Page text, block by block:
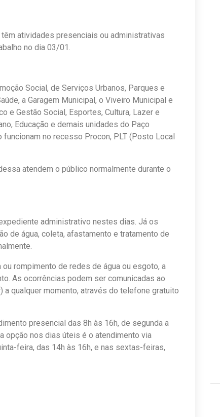
atividades presenciais ou administrativas
no dia 03/01.
Social, de Serviços Urbanos, Parques e
a Garagem Municipal, o Viveiro Municipal e
e Gestão Social, Esportes, Cultura, Lazer e
Educação e demais unidades do Paço
no recesso Procon, PLT (Posto Local
atendem o público normalmente durante o
administrativo nestes dias. Já os
de água, coleta, afastamento e tratamento de
rompimento de redes de água ou esgoto, a
As ocorrências podem ser comunicadas ao
a qualquer momento, através do telefone gratuito
presencial das 8h às 16h, de segunda a
opção nos dias úteis é o atendimento via
feira, das 14h às 16h, e nas sextas-feiras,